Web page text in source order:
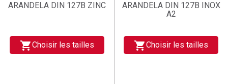
ARANDELA DIN 127B ZINC
shopping_cartChoisir les tailles
ARANDELA DIN 127B INOX
A2
shopping_cartChoisir les tailles